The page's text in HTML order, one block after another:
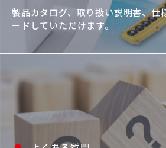
製品カタログ、取り扱い説明書、仕
ードしていただけます。